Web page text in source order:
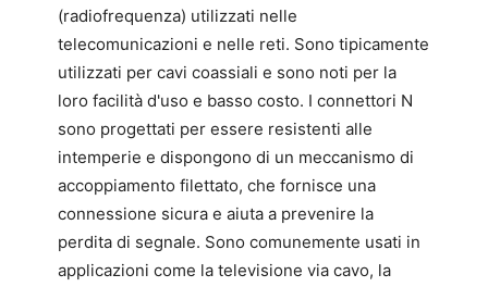
(radiofrequenza) utilizzati nelle
telecomunicazioni e nelle reti. Sono tipicamente
utilizzati per cavi coassiali e sono noti per la
loro facilità d'uso e basso costo. I connettori N
sono progettati per essere resistenti alle
intemperie e dispongono di un meccanismo di
accoppiamento filettato, che fornisce una
connessione sicura e aiuta a prevenire la
perdita di segnale. Sono comunemente usati in
applicazioni come la televisione via cavo, la